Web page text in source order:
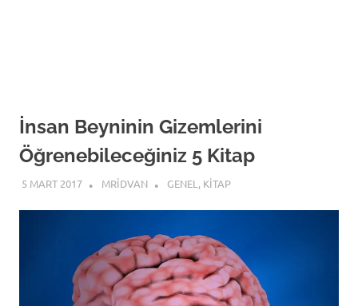
İnsan Beyninin Gizemlerini
Öğrenebileceğiniz 5 Kitap
5 MART 2017 MRIDVAN GENEL , KITAP